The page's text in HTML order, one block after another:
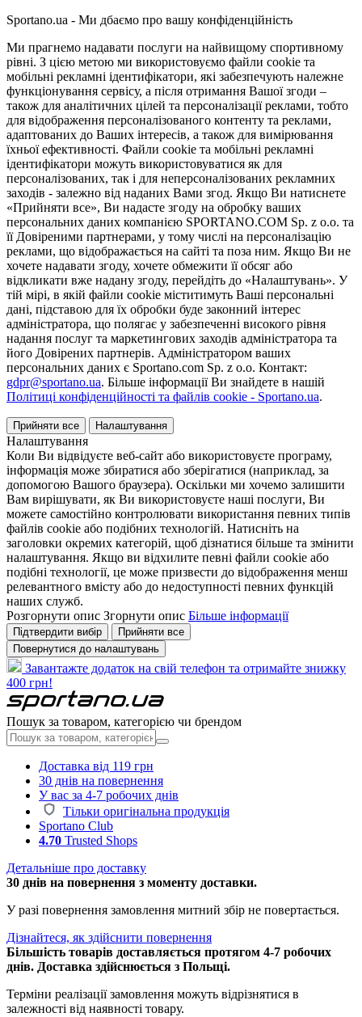
Sportano.ua - Ми дбаємо про вашу конфіденційність
Ми прагнемо надавати послуги на найвищому спортивному
рівні. З цією метою ми використовуємо файли cookie та
мобільні рекламні ідентифікатори, які забезпечують належне
функціонування сервісу, а після отримання Вашої згоди –
також для аналітичних цілей та персоналізації реклами, тобто
для відображення персоналізованого контенту та реклами,
адаптованих до Ваших інтересів, а також для вимірювання
їхньої ефективності. Файли cookie та мобільні рекламні
ідентифікатори можуть використовуватися як для
персоналізованих, так і для неперсоналізованих рекламних
заходів - залежно від наданих Вами згод. Якщо Ви натиснете
«Прийняти все», Ви надасте згоду на обробку ваших
персональних даних компанією SPORTANO.COM Sp. z o.o. та
її Довіреними партнерами, у тому числі на персоналізацію
реклами, що відображається на сайті та поза ним. Якщо Ви не
хочете надавати згоду, хочете обмежити її обсяг або
відкликати вже надану згоду, перейдіть до «Налаштувань». У
тій мірі, в якій файли cookie міститимуть Ваші персональні
дані, підставою для їх обробки буде законний інтерес
адміністратора, що полягає у забезпеченні високого рівня
надання послуг та маркетингових заходів адміністратора та
його Довірених партнерів. Адміністратором ваших
персональних даних є Sportano.com Sp. z o.o. Контакт:
gdpr@sportano.ua. Більше інформації Ви знайдете в нашій
Політиці конфіденційності та файлів cookie - Sportano.ua.
Прийняти все Налаштування
Налаштування
Коли Ви відвідуєте веб-сайт або використовуєте програму,
інформація може збиратися або зберігатися (наприклад, за
допомогою Вашого браузера). Оскільки ми хочемо залишити
Вам вирішувати, як Ви використовуєте наші послуги, Ви
можете самостійно контролювати використання певних типів
файлів cookie або подібних технологій. Натисніть на
заголовки окремих категорій, щоб дізнатися більше та змінити
налаштування. Якщо ви відхилите певні файли cookie або
подібні технології, це може призвести до відображення менш
релевантного вмісту або до недоступності певних функцій
наших служб.
Розгорнути опис Згорнути опис Більше інформації
Підтвердити вибір
Прийняти все
Повернутися до налаштувань
Завантажте додаток на свій телефон та отримайте знижку
400 грн!
Пошук за товаром, категорією чи брендом
Доставка від 119 грн
30 днів на повернення
У вас за 4-7 робочих днів
Тільки оригінальна продукція
Sportano Club
4.70 Trusted Shops
Детальніше про доставку
30 днів на повернення з моменту доставки.
У разі повернення замовлення митний збір не повертається.
Дізнайтеся, як здійснити повернення
Більшість товарів доставляється протягом 4-7 робочих
днів. Доставка здійснюється з Польщі.
Терміни реалізації замовлення можуть відрізнятися в
залежності від наявності товару.